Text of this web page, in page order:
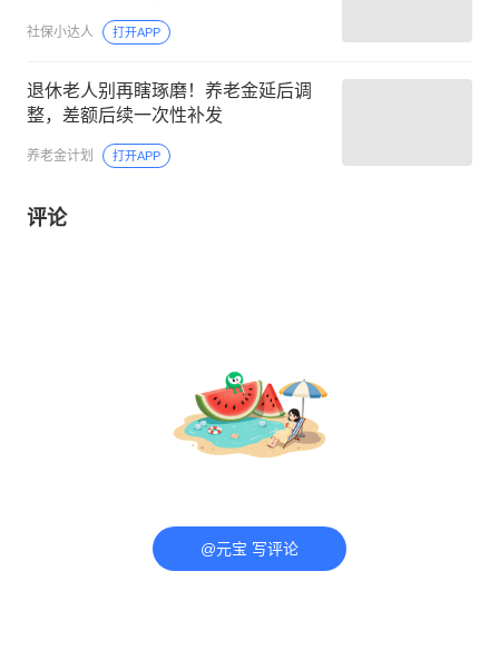
社保小达人 打开APP
退休老人别再瞎琢磨！养老金延后调
整，差额后续一次性补发
养老金计划 打开APP
评论
@元宝 写评论